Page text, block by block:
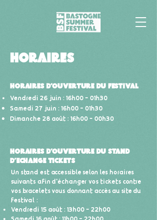
Horaires
Horaires d'ouverture du festival
Vendredi 26 juin : 16h00 - 01h30
Samedi 27 juin : 16h00 - 01h30
Dimanche 28 août : 16h00 - 00h30
Horaires d'ouverture du stand
d'echange tickets
Un stand est accessible selon les horaires
suivants afin d'échanger vos tickets contre
vos bracelets vous donnant accès au site du
festival :
Vendredi 15 août : 13h00 - 22h00